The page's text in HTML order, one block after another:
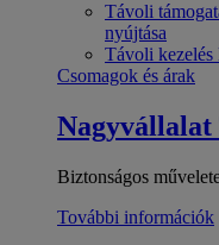
Távoli
nyújtása
Távoli kezelés
Csomagok és árak
Nagyvállalat
Biztonságos
További információk